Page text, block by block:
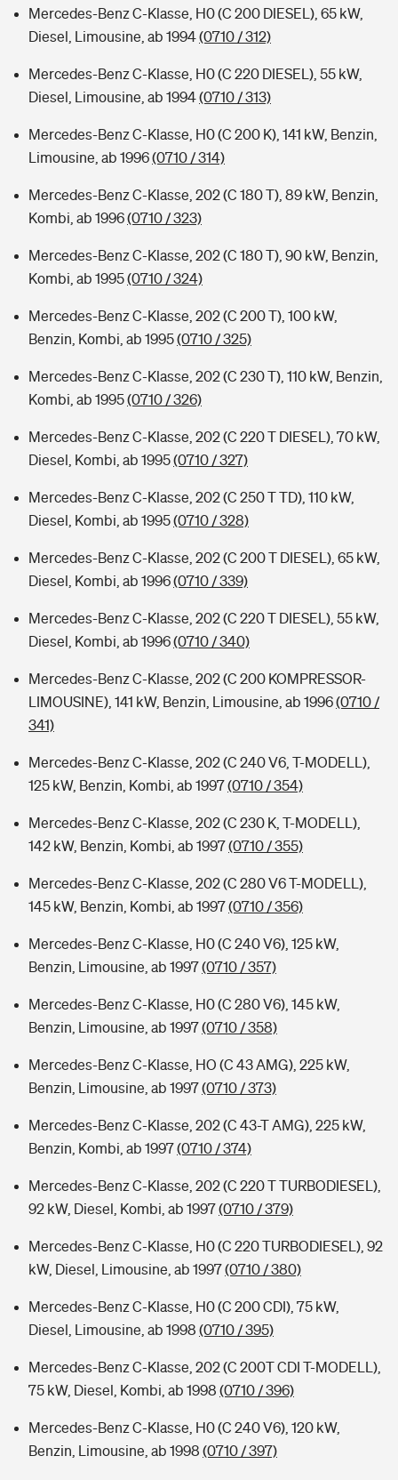
Mercedes-Benz C-Klasse, H0 (C 200 DIESEL), 65 kW,
Diesel, Limousine, ab 1994(0710 / 312)
Mercedes-Benz C-Klasse, H0 (C 220 DIESEL), 55 kW,
Diesel, Limousine, ab 1994(0710 / 313)
Mercedes-Benz C-Klasse, H0 (C 200 K), 141 kW, Benzin,
Limousine, ab 1996(0710 / 314)
Mercedes-Benz C-Klasse, 202 (C 180 T), 89 kW, Benzin,
Kombi, ab 1996(0710 / 323)
Mercedes-Benz C-Klasse, 202 (C 180 T), 90 kW, Benzin,
Kombi, ab 1995(0710 / 324)
Mercedes-Benz C-Klasse, 202 (C 200 T), 100 kW,
Benzin, Kombi, ab 1995(0710 / 325)
Mercedes-Benz C-Klasse, 202 (C 230 T), 110 kW, Benzin,
Kombi, ab 1995(0710 / 326)
Mercedes-Benz C-Klasse, 202 (C 220 T DIESEL), 70 kW,
Diesel, Kombi, ab 1995(0710 / 327)
Mercedes-Benz C-Klasse, 202 (C 250 T TD), 110 kW,
Diesel, Kombi, ab 1995(0710 / 328)
Mercedes-Benz C-Klasse, 202 (C 200 T DIESEL), 65 kW,
Diesel, Kombi, ab 1996(0710 / 339)
Mercedes-Benz C-Klasse, 202 (C 220 T DIESEL), 55 kW,
Diesel, Kombi, ab 1996(0710 / 340)
Mercedes-Benz C-Klasse, 202 (C 200 KOMPRESSOR-
LIMOUSINE), 141 kW, Benzin, Limousine, ab 1996(0710 /
341)
Mercedes-Benz C-Klasse, 202 (C 240 V6, T-MODELL),
125 kW, Benzin, Kombi, ab 1997(0710 / 354)
Mercedes-Benz C-Klasse, 202 (C 230 K, T-MODELL),
142 kW, Benzin, Kombi, ab 1997(0710 / 355)
Mercedes-Benz C-Klasse, 202 (C 280 V6 T-MODELL),
145 kW, Benzin, Kombi, ab 1997(0710 / 356)
Mercedes-Benz C-Klasse, H0 (C 240 V6), 125 kW,
Benzin, Limousine, ab 1997(0710 / 357)
Mercedes-Benz C-Klasse, H0 (C 280 V6), 145 kW,
Benzin, Limousine, ab 1997(0710 / 358)
Mercedes-Benz C-Klasse, HO (C 43 AMG), 225 kW,
Benzin, Limousine, ab 1997(0710 / 373)
Mercedes-Benz C-Klasse, 202 (C 43-T AMG), 225 kW,
Benzin, Kombi, ab 1997(0710 / 374)
Mercedes-Benz C-Klasse, 202 (C 220 T TURBODIESEL),
92 kW, Diesel, Kombi, ab 1997(0710 / 379)
Mercedes-Benz C-Klasse, H0 (C 220 TURBODIESEL), 92
kW, Diesel, Limousine, ab 1997(0710 / 380)
Mercedes-Benz C-Klasse, H0 (C 200 CDI), 75 kW,
Diesel, Limousine, ab 1998 (0710 / 395)
Mercedes-Benz C-Klasse, 202 (C 200T CDI T-MODELL),
75 kW, Diesel, Kombi, ab 1998 (0710 / 396)
Mercedes-Benz C-Klasse, H0 (C 240 V6), 120 kW,
Benzin, Limousine, ab 1998 (0710 / 397)